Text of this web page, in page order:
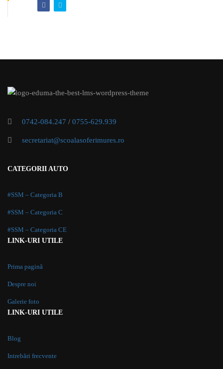
0742-084.247 / 0755-629.939
secretariat@scoalasoferimures.ro
CATEGORII AUTO
#SSM – Categoria B
#SSM – Categoria C
#SSM – Categoria CE
LINK-URI UTILE
Prima pagină
Despre noi
Galerie foto
LINK-URI UTILE
Blog
Intrebări frecvente